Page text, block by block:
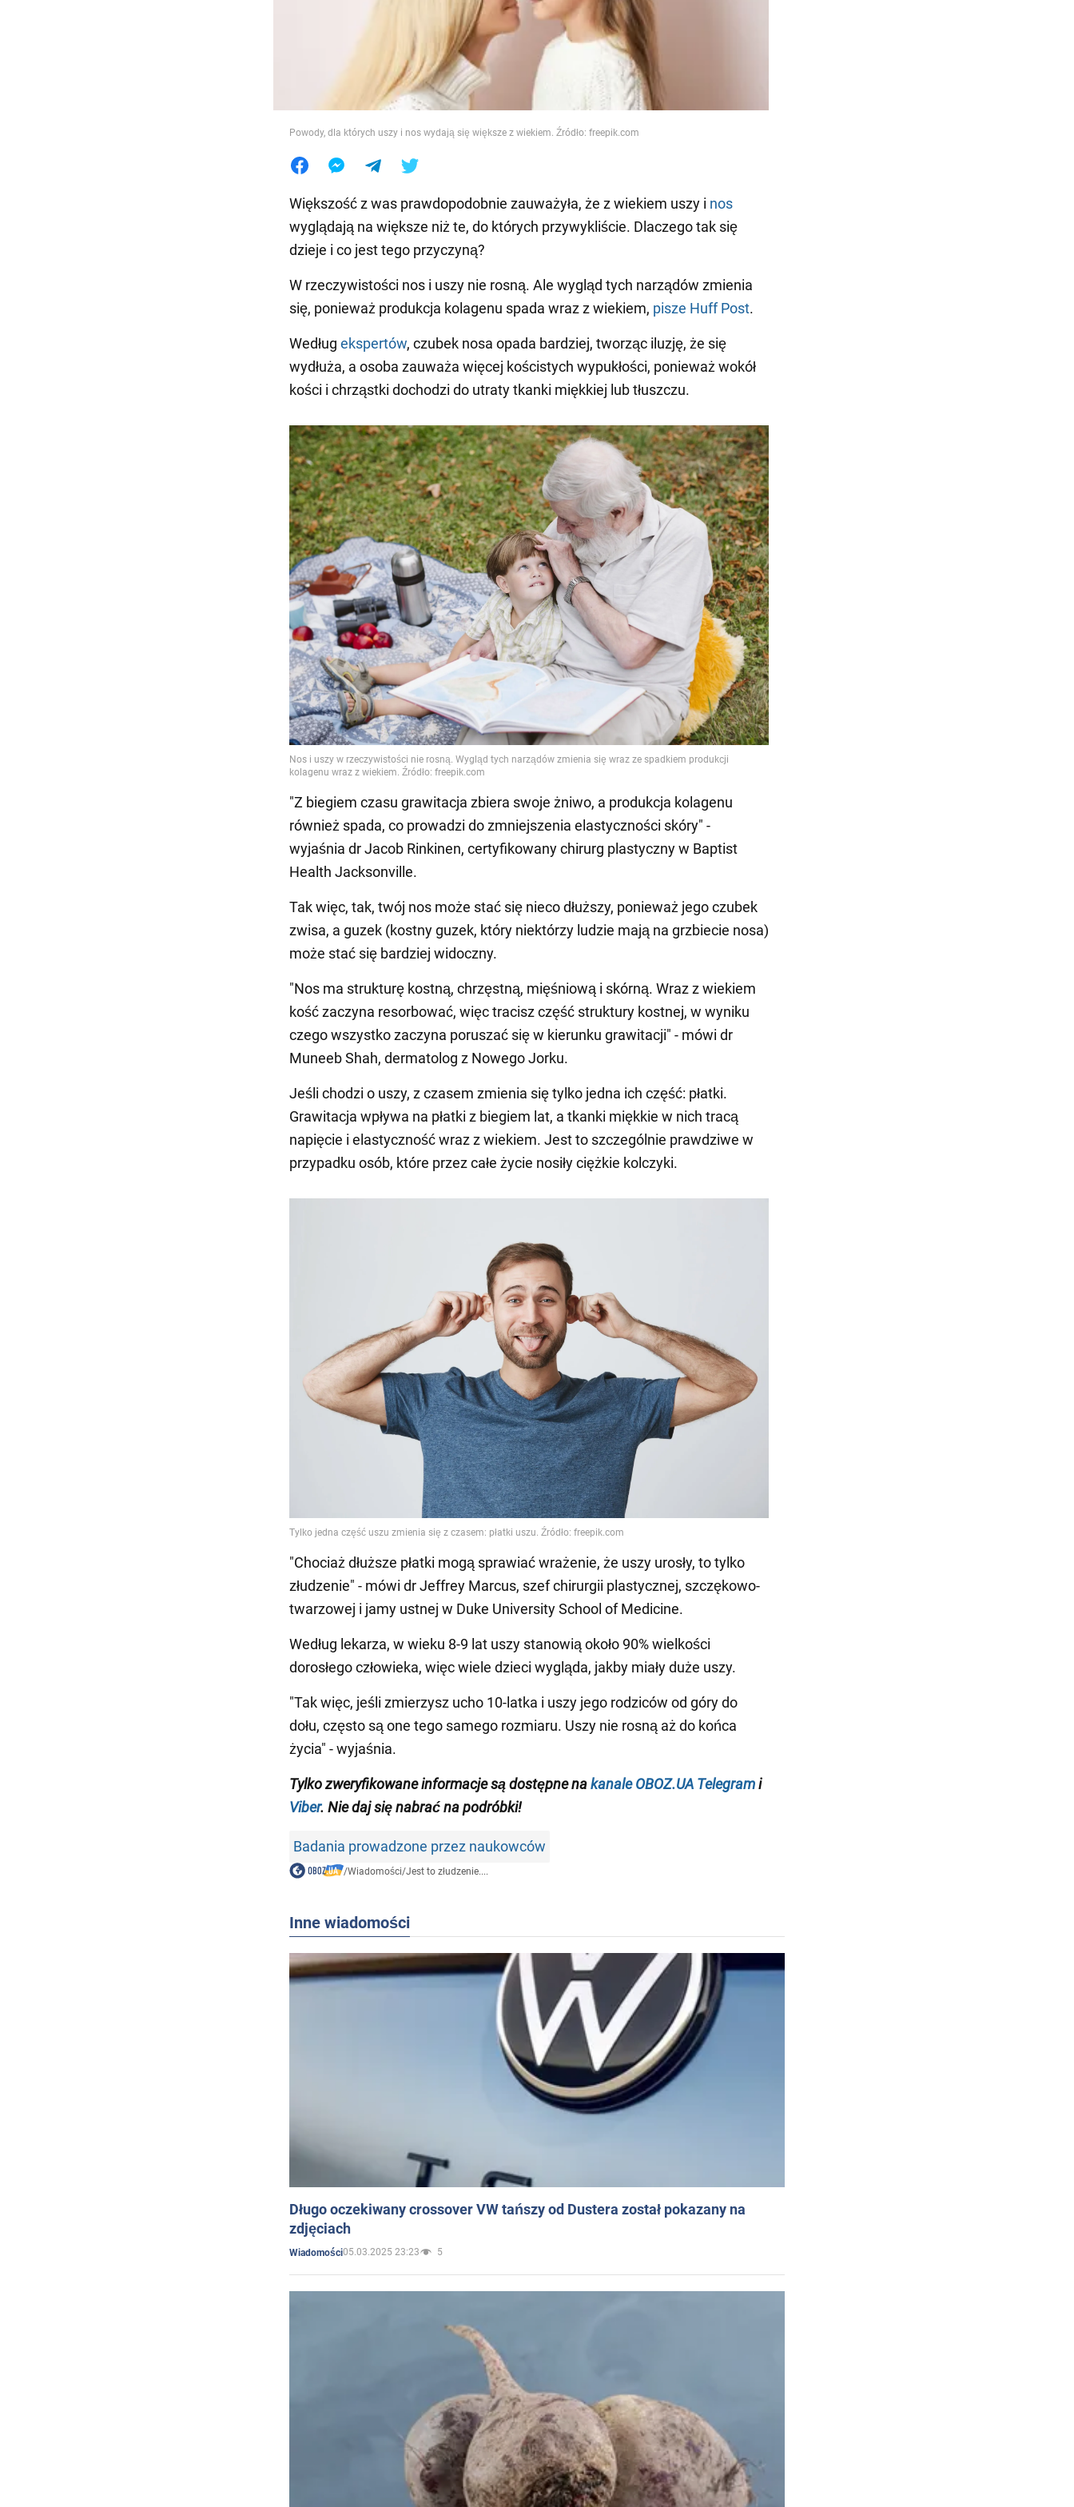
Powody, dla których uszy i nos wydają się większe z wiekiem. Źródło: freepik.com
Większość z was prawdopodobnie zauważyła, że z wiekiem uszy i nos
wyglądają na większe niż te, do których przywykliście. Dlaczego tak się
dzieje i co jest tego przyczyną?
W rzeczywistości nos i uszy nie rosną. Ale wygląd tych narządów zmienia
się, ponieważ produkcja kolagenu spada wraz z wiekiem, pisze Huff Post.
Według ekspertów, czubek nosa opada bardziej, tworząc iluzję, że się
wydłuża, a osoba zauważa więcej kościstych wypukłości, ponieważ wokół
kości i chrząstki dochodzi do utraty tkanki miękkiej lub tłuszczu.
"Z biegiem czasu grawitacja zbiera swoje żniwo, a produkcja kolagenu
również spada, co prowadzi do zmniejszenia elastyczności skóry" -
wyjaśnia dr Jacob Rinkinen, certyfikowany chirurg plastyczny w Baptist
Health Jacksonville.
Tak więc, tak, twój nos może stać się nieco dłuższy, ponieważ jego czubek
zwisa, a guzek (kostny guzek, który niektórzy ludzie mają na grzbiecie nosa)
może stać się bardziej widoczny.
"Nos ma strukturę kostną, chrzęstną, mięśniową i skórną. Wraz z wiekiem
kość zaczyna resorbować, więc tracisz część struktury kostnej, w wyniku
czego wszystko zaczyna poruszać się w kierunku grawitacji" - mówi dr
Muneeb Shah, dermatolog z Nowego Jorku.
Jeśli chodzi o uszy, z czasem zmienia się tylko jedna ich część: płatki.
Grawitacja wpływa na płatki z biegiem lat, a tkanki miękkie w nich tracą
napięcie i elastyczność wraz z wiekiem. Jest to szczególnie prawdziwe w
przypadku osób, które przez całe życie nosiły ciężkie kolczyki.
"Chociaż dłuższe płatki mogą sprawiać wrażenie, że uszy urosły, to tylko
złudzenie" - mówi dr Jeffrey Marcus, szef chirurgii plastycznej, szczękowo-
twarzowej i jamy ustnej w Duke University School of Medicine.
Według lekarza, w wieku 8-9 lat uszy stanowią około 90% wielkości
dorosłego człowieka, więc wiele dzieci wygląda, jakby miały duże uszy.
"Tak więc, jeśli zmierzysz ucho 10-latka i uszy jego rodziców od góry do
dołu, często są one tego samego rozmiaru. Uszy nie rosną aż do końca
życia" - wyjaśnia.
Tylko zweryfikowane informacje są dostępne nakanale OBOZ.UA Telegrami
Viber. Nie daj się nabrać na podróbki!
Badania prowadzone przez naukowców
/Wiadomości/Jest to złudzenie....
Inne wiadomości
Długo oczekiwany crossover VW tańszy od Dustera został pokazany na
zdjęciach
Wiadomości05.03.2025 23:23 5